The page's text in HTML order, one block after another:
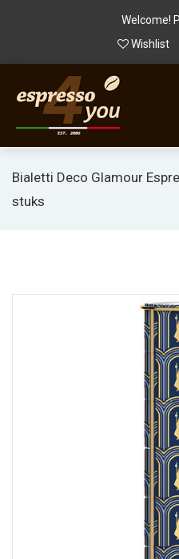
Welcome!
Wishlist
Bialetti Deco Glamour
stuks